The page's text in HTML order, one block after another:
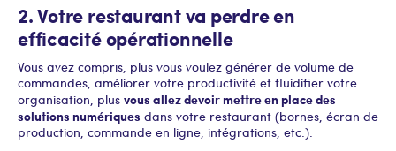
2. Votre restaurant va perdre en
efficacité opérationnelle
Vous avez compris, plus vous voulez générer de volume de
commandes, améliorer votre productivité et fluidifier votre
organisation, plus vous allez devoir mettre en place des
solutions numériques dans votre restaurant (bornes, écran de
production, commande en ligne, intégrations, etc.).